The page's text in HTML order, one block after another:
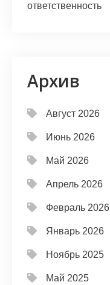
ответственность
Архив
Август 2026
Июнь 2026
Май 2026
Апрель 2026
Февраль 2026
Январь 2026
Ноябрь 2025
Май 2025